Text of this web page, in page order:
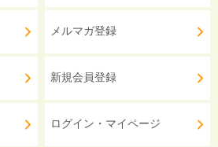
メルマガ登録
新規会員登録
ログイン・マイページ